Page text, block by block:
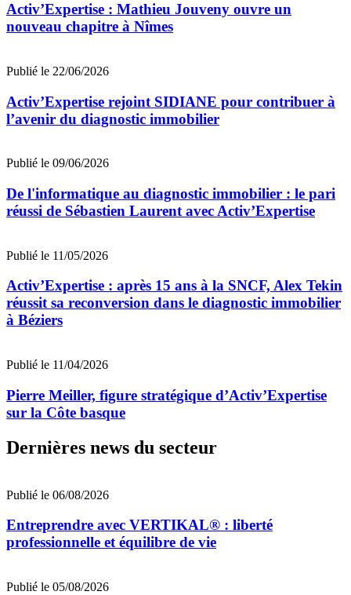
Activ’Expertise : Mathieu Jouveny ouvre un
nouveau chapitre à Nîmes
Publié le 22/06/2026
Activ’Expertise rejoint SIDIANE pour contribuer à
l’avenir du diagnostic immobilier
Publié le 09/06/2026
De l'informatique au diagnostic immobilier : le pari
réussi de Sébastien Laurent avec Activ’Expertise
Publié le 11/05/2026
Activ’Expertise : après 15 ans à la SNCF, Alex Tekin
réussit sa reconversion dans le diagnostic immobilier
à Béziers
Publié le 11/04/2026
Pierre Meiller, figure stratégique d’Activ’Expertise
sur la Côte basque
Dernières news du secteur
Publié le 06/08/2026
Entreprendre avec VERTIKAL® : liberté
professionnelle et équilibre de vie
Publié le 05/08/2026